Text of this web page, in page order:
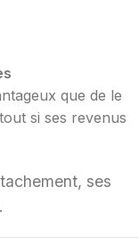
que de le
si ses revenus
ses